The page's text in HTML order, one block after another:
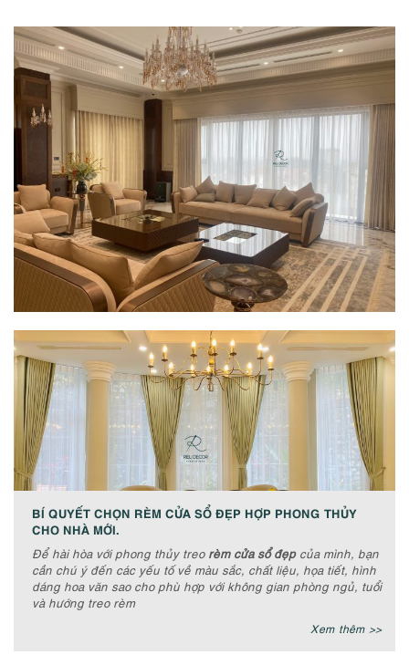
BÍ QUYẾT CHỌN RÈM CỬA SỔ ĐẸP HỢP PHONG THỦY
CHO NHÀ MỚI.
Để hài hòa với phong thủy treo rèm cửa sổ đẹpcủa mình, bạn
cần chú ý đến các yếu tố về màu sắc, chất liệu, họa tiết, hình
dáng hoa văn sao cho phù hợp với không gian phòng ngủ, tuổi
và hướng treo rèm
Xem thêm >>